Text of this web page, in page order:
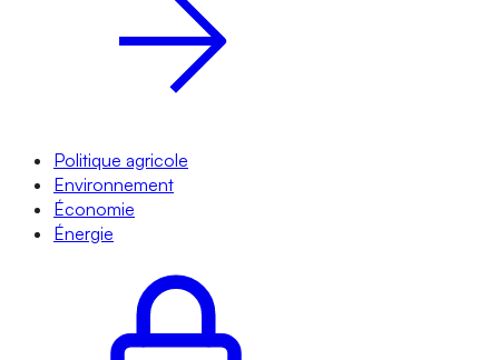
Politique agricole
Environnement
Économie
Énergie